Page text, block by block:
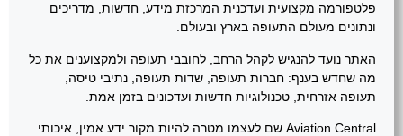
פלטפורמה מקצועית ועדכנית המרכזת מידע, חדשות, מדריכים
ונתונים מעולם התעופה בארץ ובעולם.
האתר נועד להנגיש לקהל הרחב, לחובבי תעופה ולמקצוענים את כל
מה שחדש בענף: חברות תעופה, שדות תעופה, נתיבי טיסה,
תעופה אזרחית, טכנולוגיות חדשות ועדכונים בזמן אמת.
Aviation Central שם לעצמו מטרה להיות מקור ידע אמין, איכותי